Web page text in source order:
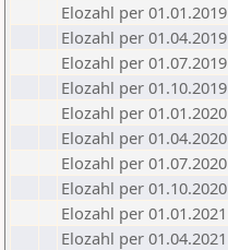
Elozahl per 01.01.2019
Elozahl per 01.04.2019
Elozahl per 01.07.2019
Elozahl per 01.10.2019
Elozahl per 01.01.2020
Elozahl per 01.04.2020
Elozahl per 01.07.2020
Elozahl per 01.10.2020
Elozahl per 01.01.2021
Elozahl per 01.04.2021